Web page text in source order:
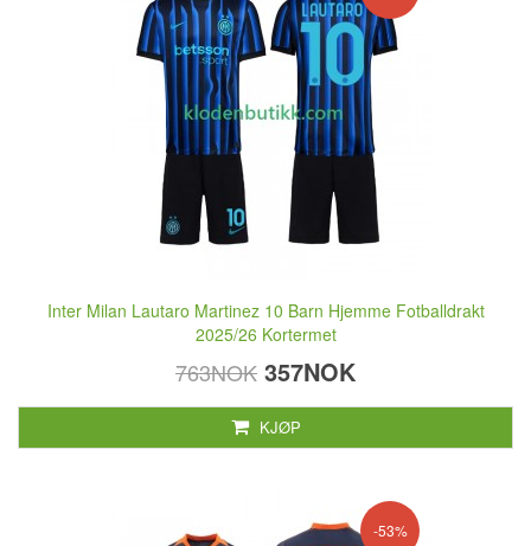
Inter Milan Lautaro Martinez 10 Barn Hjemme Fotballdrakt
2025/26 Kortermet
763NOK 357NOK
KJØP
-53%